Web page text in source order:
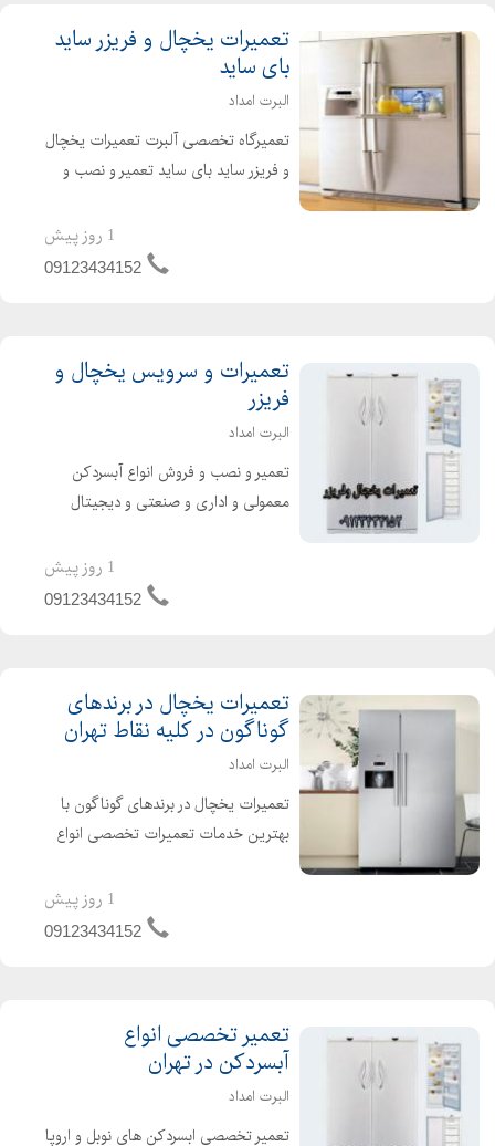
تعمیرات یخچال و فریزر ساید
بای ساید
البرت امداد
تعمیرگاه تخصصی آلبرت تعمیرات یخچال
و فریزر ساید بای ساید تعمیر و نصب و
المنت آبسردکن دومنظوره تعمیرگاه
تخصصی آلبرت تعمیر و نصب انواع
1 روز پیش
09123434152
تعمیرات و سرویس یخچال و
فریزر
البرت امداد
تعمیر و نصب و فروش انواع آبسردکن
معمولی و اداری و صنعتی و دیجیتال
خانگی وصنعتی،ساید بای ساید وانواع
آبسردکن با فیلترهای مصرفی تعمیر در
1 روز پیش
09123434152
تعمیرات یخچال در برندهای
گوناگون در کلیه نقاط تهران
البرت امداد
تعمیرات یخچال در برندهای گوناگون با
بهترین خدمات تعمیرات تخصصی انواع
تعمیر یک ساعته در منزل شما همین
الان سراسر تهران ، بدون تعطیلی مجری
1 روز پیش
09123434152
تعمیر تخصصی انواع
آبسردکن در تهران
البرت امداد
تعمیر تخصصی ابسردکن های نوبل و اروپا